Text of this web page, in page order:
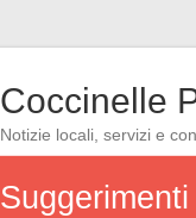
Coccinelle
Notizie locali, servizi e